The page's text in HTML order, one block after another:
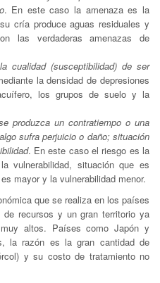
. En este caso la amenaza es la
cría produce aguas residuales y
las verdaderas amenazas de
cualidad (susceptibilidad) de ser
la densidad de depresiones
los grupos de suelo y la
produzca un contratiempo o una
sufra perjuicio o daño; situación
. En este caso el riesgo es la
vulnerabilidad, situación que es
mayor y la vulnerabilidad menor.
que se realiza en los países
recursos y un gran territorio ya
altos. Países como Japón y
la razón es la gran cantidad de
y su costo de tratamiento no